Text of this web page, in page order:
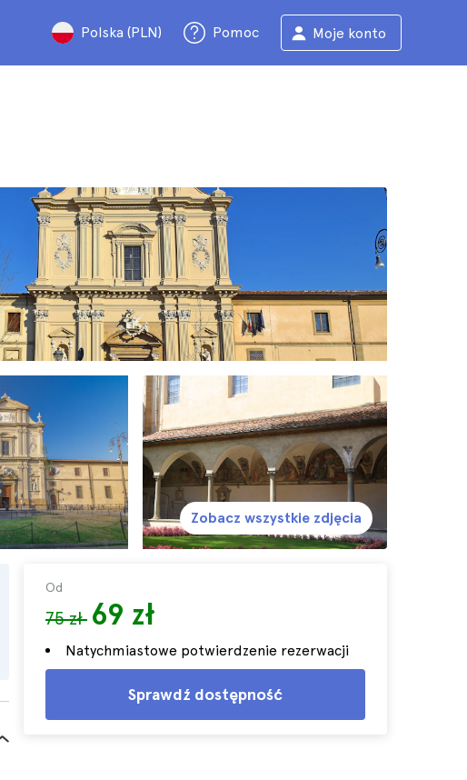
Polska (PLN) Pomoc Moje konto
Od
75 zł 69 zł
Natychmiastowe potwierdzenie rezerwacji
Sprawdź dostępność
Zobacz wszystkie zdjęcia